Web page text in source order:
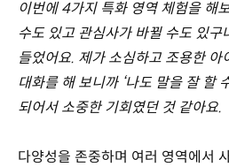
이번에 4가지 특화 영역 체험을 해
수도 있고 관심사가 바뀔 수도 있구
들었어요. 제가 소심하고 조용한 아
대화를 해 보니까 ‘나도 말을 잘 할
되어서 소중한 기회였던 것 같아요.
다양성을 존중하며 여러 영역에서